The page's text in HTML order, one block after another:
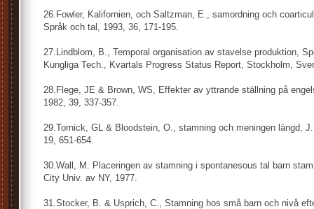
26.Fowler, Kalifornien, och Saltzman, E., samordning och
Språk och tal, 1993, 36, 171-195.
27.Lindblom, B., Temporal organisation av stavelse produktion,
Kungliga Tech., Kvartals Progress Status Report, Stockholm,
28.Flege, JE & Brown, WS, Effekter av yttrande ställning på
1982, 39, 337-357.
29.Tornick, GL & Bloodstein, O., stamning och meningen längd,
19, 651-654.
30.Wall, M. Placeringen av stamning i spontanesous tal barn
City Univ. av NY, 1977.
31.Stocker, B. & Usprich, C., Stamning hos små barn och nivå